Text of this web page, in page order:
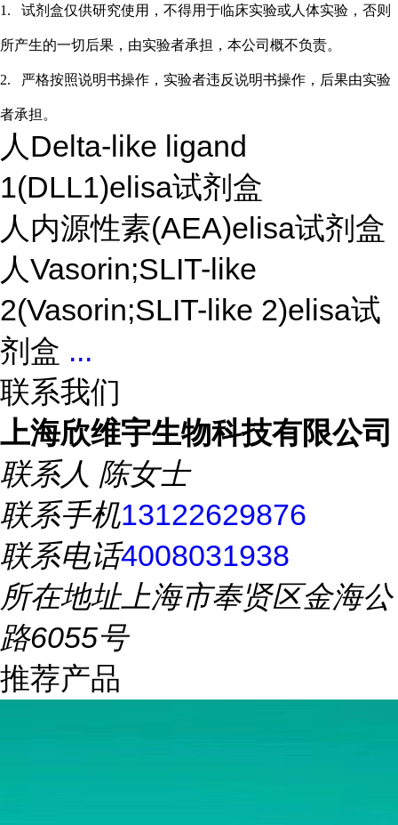
1. 试剂盒仅供研究使用，不得用于临床实验或人 体实验，否则
所产生的一切后果，由实验者承担，本公司概不负责。
2. 严格按照说明书操作，实验者违反说明书操作，后果由实验
者承担。
人Delta-like ligand
1(DLL1)elisa试剂盒
人内源性素(AEA)elisa试剂盒
人Vasorin;SLIT-like
2(Vasorin;SLIT-like 2)elisa试
剂盒 ...
联系我们
上海欣维宇生物科技有限公司
联系人 陈女士
联系手机13122629876
联系电话4008031938
所在地址上海市奉贤区金海公
路6055号
推荐产品